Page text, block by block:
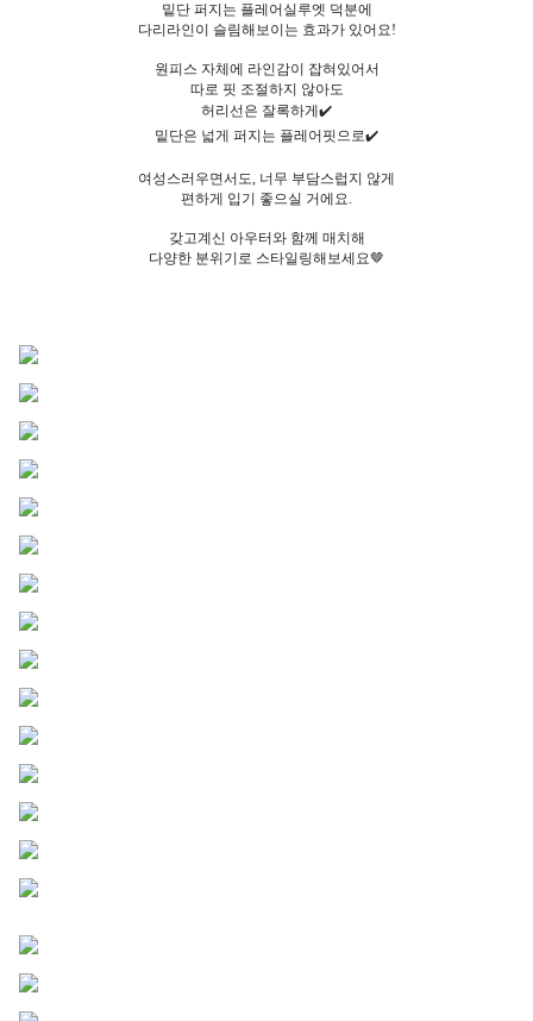
밑단 퍼지는 플레어실루엣 덕분에
다리라인이 슬림해보이는 효과가 있어요!
원피스 자체에 라인감이 잡혀있어서
따로 핏 조절하지 않아도
허리선은 잘록하게✔️
밑단은 넓게 퍼지는 플레어핏으로✔️
여성스러우면서도, 너무 부담스럽지 않게
편하게 입기 좋으실 거에요.
갖고계신 아우터와 함께 매치해
다양한 분위기로 스타일링해보세요🤎